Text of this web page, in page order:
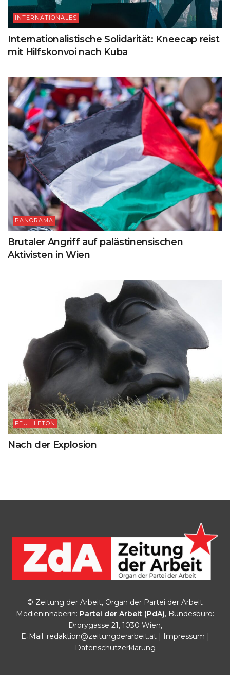
INTERNATIONALES
Internationalistische Solidarität: Kneecap reist
mit Hilfskonvoi nach Kuba
PANORAMA
Brutaler Angriff auf palästinensischen
Aktivisten in Wien
FEUILLETON
Nach der Explosion
© Zeitung der Arbeit, Organ der Partei der Arbeit
Medieninhaberin: Partei der Arbeit (PdA), Bundesbüro:
Drorygasse 21, 1030 Wien,
E‑Mail: redaktion@zeitungderarbeit.at| Impressum |
Datenschutzerklärung